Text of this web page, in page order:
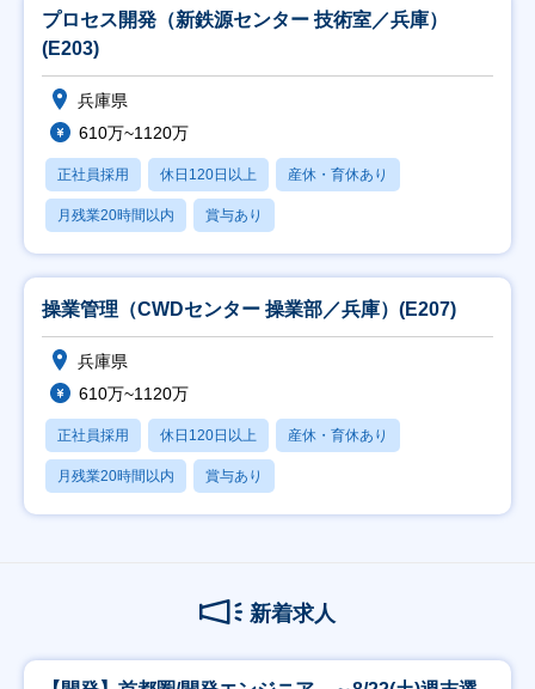
プロセス開発（新鉄源センター 技術室／兵庫）
(E203)
兵庫県
610万~1120万
正社員採用 休日120日以上 産休・育休あり
月残業20時間以内 賞与あり
操業管理（CWDセンター 操業部／兵庫）(E207)
兵庫県
610万~1120万
正社員採用 休日120日以上 産休・育休あり
月残業20時間以内 賞与あり
新着求人